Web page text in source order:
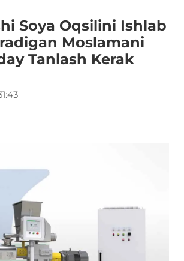
Soya Oqsilini Ishlab
Moslamani
Tanlash Kerak